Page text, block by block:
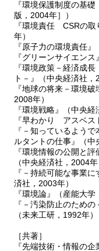
『環境保護制度の基
版，2004年］）
『環境責任 CSRの取
年）
『原子力の環境責任
『グリーンサイエン
『環境政策－経済成
ト－』（中央経済社，
『地球の将来－環境
2008年）
『環境戦略』（中央経
『早わかり アスベス
『－知っているよう
ルタントの仕事』（中
『環境情報の公開と
（中央経済社，2004年
『－持続可能な事業
済社，2003年）
『環境論』（産能大
『－汚染防止のため
（未来工研，1992年）
［共著］
『先端技術・情報の